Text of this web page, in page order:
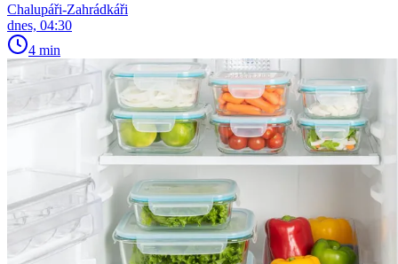
Chalupáři-Zahrádkáři
dnes, 04:30
4 min